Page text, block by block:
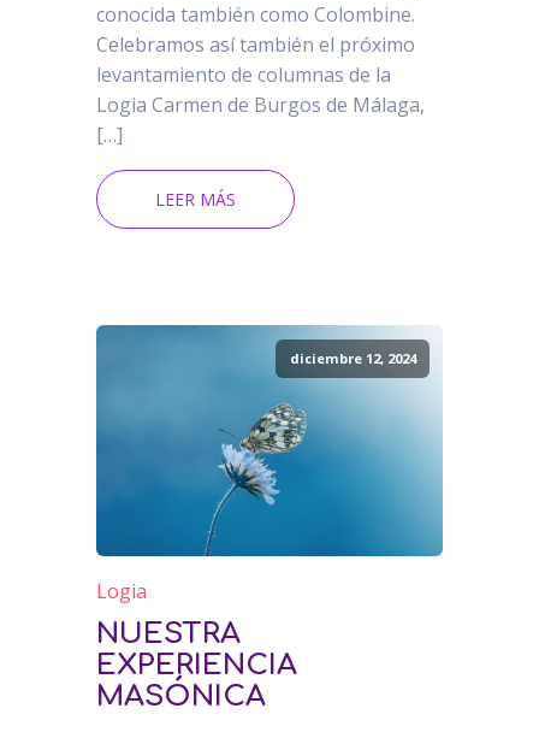
conocida también como Colombine.
Celebramos así también el próximo
levantamiento de columnas de la
Logia Carmen de Burgos de Málaga,
[…]
LEER MÁS
diciembre 12, 2024
Logia
NUESTRA
EXPERIENCIA
MASÓNICA